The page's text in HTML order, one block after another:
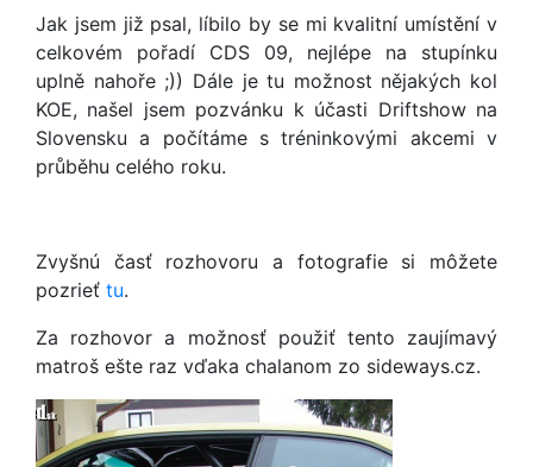
Jak jsem již psal, líbilo by se mi kvalitní umístění v
celkovém pořadí CDS 09, nejlépe na stupínku
uplně nahoře ;)) Dále je tu možnost nějakých kol
KOE, našel jsem pozvánku k účasti Driftshow na
Slovensku a počítáme s tréninkovými akcemi v
průběhu celého roku.
Zvyšnú časť rozhovoru a fotografie si môžete
pozrieť tu.
Za rozhovor a možnosť použiť tento zaujímavý
matroš ešte raz vďaka chalanom zo sideways.cz.